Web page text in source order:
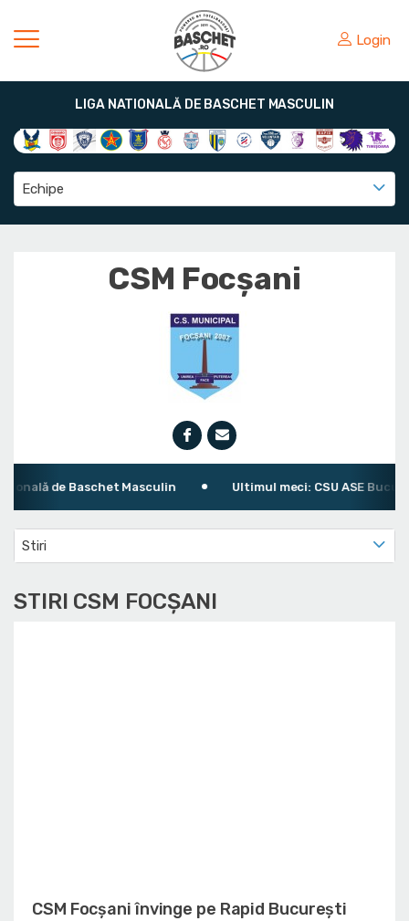
Login
LIGA NATIONALĂ DE BASCHET MASCULIN
Echipe
CSM Focșani
de Baschet Masculin Ultimul meci: CSU ASE București
Stiri
STIRI CSM FOCȘANI
CSM Focșani învinge pe Rapid București